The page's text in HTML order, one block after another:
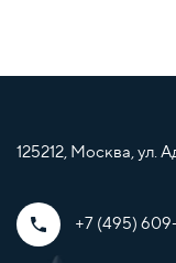
125212, Москва, ул.
+7 (495)